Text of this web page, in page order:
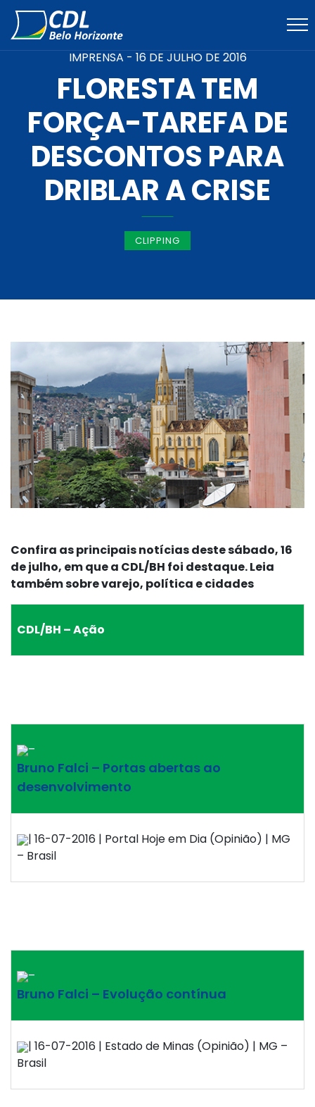
IMPRENSA - 16 DE JULHO DE 2016
FLORESTA TEM
FORÇA-TAREFA DE
DESCONTOS PARA
DRIBLAR A CRISE
CLIPPING
Confira as principais notícias deste sábado, 16
de julho, em que a CDL/BH foi destaque. Leia
também sobre varejo, política e cidades
CDL/BH – Ação
–
Bruno Falci – Portas abertas ao
desenvolvimento
| 16-07-2016 | Portal Hoje em Dia (Opinião) | MG
– Brasil
–
Bruno Falci – Evolução contínua
| 16-07-2016 | Estado de Minas (Opinião) | MG –
Brasil